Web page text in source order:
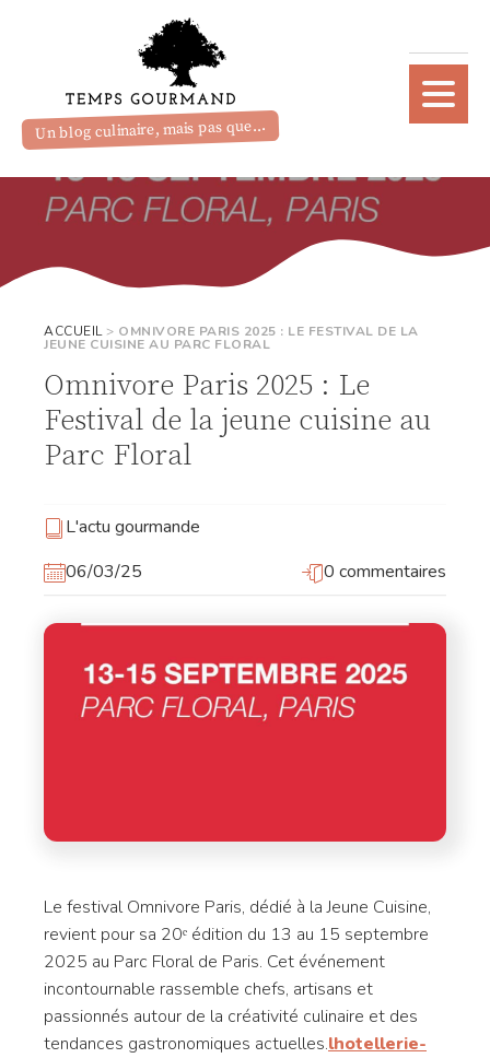
Un blog culinaire, mais pas que...
ACCUEIL> OMNIVORE PARIS 2025 : LE FESTIVAL DE LA
JEUNE CUISINE AU PARC FLORAL
Omnivore Paris 2025 : Le
Festival de la jeune cuisine au
Parc Floral
L'actu gourmande
06/03/25
0 commentaires
Le festival Omnivore Paris, dédié à la Jeune Cuisine,
revient pour sa 20ᵉ édition du 13 au 15 septembre
2025 au Parc Floral de Paris. Cet événement
incontournable rassemble chefs, artisans et
passionnés autour de la créativité culinaire et des
tendances gastronomiques actuelles.lhotellerie-